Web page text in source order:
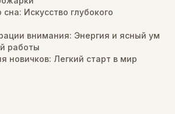
Искусство глубокого
внимания: Энергия и ясный ум
работы
новичков: Легкий старт в мир